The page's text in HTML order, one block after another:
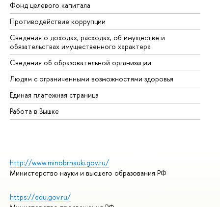
Фонд целевого капитала
Противодействие коррупции
Сведения о доходах, расходах, об имуществе и
обязательствах имущественного характера
Сведения об образовательной организации
Людям с ограниченными возможностями здоровья
Единая платежная страница
Работа в Вышке
http://www.minobrnauki.gov.ru/
Министерство науки и высшего образования РФ
https://edu.gov.ru/